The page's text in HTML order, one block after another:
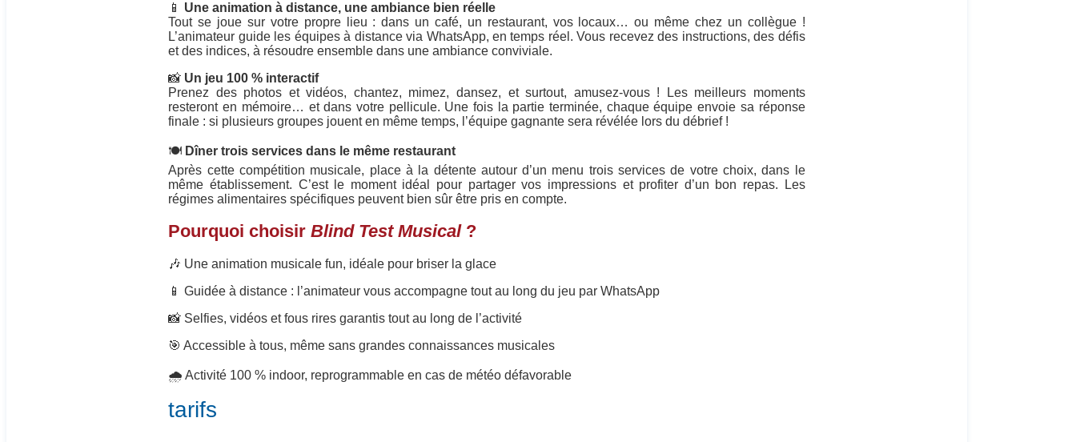
📱 Une animation à distance, une ambiance bien réelle
Tout se joue sur votre propre lieu : dans un café, un restaurant, vos locaux… ou même chez un collègue !
L’animateur guide les équipes à distance via WhatsApp, en temps réel. Vous recevez des instructions, des défis
et des indices, à résoudre ensemble dans une ambiance conviviale.
📸 Un jeu 100 % interactif
Prenez des photos et vidéos, chantez, mimez, dansez, et surtout, amusez-vous ! Les meilleurs moments
resteront en mémoire… et dans votre pellicule. Une fois la partie terminée, chaque équipe envoie sa réponse
finale : si plusieurs groupes jouent en même temps, l’équipe gagnante sera révélée lors du débrief !
🍽️ Dîner trois services dans le même restaurant
Après cette compétition musicale, place à la détente autour d’un menu trois services de votre choix, dans le
même établissement. C’est le moment idéal pour partager vos impressions et profiter d’un bon repas. Les
régimes alimentaires spécifiques peuvent bien sûr être pris en compte.
Pourquoi choisirBlind Test Musical?
🎶 Une animation musicale fun, idéale pour briser la glace
📱 Guidée à distance : l’animateur vous accompagne tout au long du jeu par WhatsApp
📸 Selfies, vidéos et fous rires garantis tout au long de l’activité
🎯 Accessible à tous, même sans grandes connaissances musicales
🌧️ Activité 100 % indoor, reprogrammable en cas de météo défavorable
tarifs